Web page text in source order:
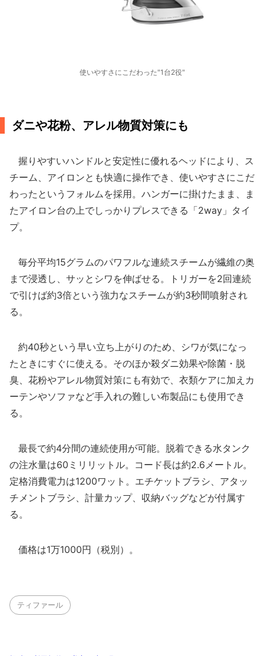
使いやすさにこだわった"1台2役"
ダニや花粉、アレル物質対策にも
握りやすいハンドルと安定性に優れるヘッドにより、ス
チーム、アイロンとも快適に操作でき、使いやすさにこだ
わったというフォルムを採用。ハンガーに掛けたまま、ま
たアイロン台の上でしっかりプレスできる「2way」タイ
プ。
毎分平均15グラムのパワフルな連続スチームが繊維の奥
まで浸透し、サッとシワを伸ばせる。トリガーを2回連続
で引けば約3倍という強力なスチームが約3秒間噴射され
る。
約40秒という早い立ち上がりのため、シワが気になっ
たときにすぐに使える。そのほか殺ダニ効果や除菌・脱
臭、花粉やアレル物質対策にも有効で、衣類ケアに加えカ
ーテンやソファなど手入れの難しい布製品にも使用でき
る。
最長で約4分間の連続使用が可能。脱着できる水タンク
の注水量は60ミリリットル。コード長は約2.6メートル。
定格消費電力は1200ワット。エチケットブラシ、アタッ
チメントブラシ、計量カップ、収納バッグなどが付属す
る。
価格は1万1000円（税別）。
ティファール